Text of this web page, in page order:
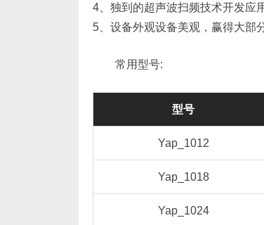
4、独到的超声波扫频技术开发应
5、设备外观设备美观，赢得大部
常用型号:
型号
Yap_1012
Yap_1018
Yap_1024